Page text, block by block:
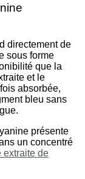
directement de
sous forme
que la
et le
absorbée,
bleu sans
présente
un concentré
extraite de